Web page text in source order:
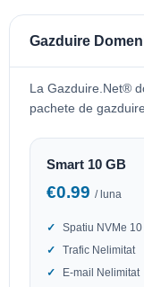
Gazduire
La Gazduire.Net®
pachete de
Smart 10 GB
€0.99 / luna
Spatiu NVMe 10
Trafic Nelimitat
E-mail Nelimitat